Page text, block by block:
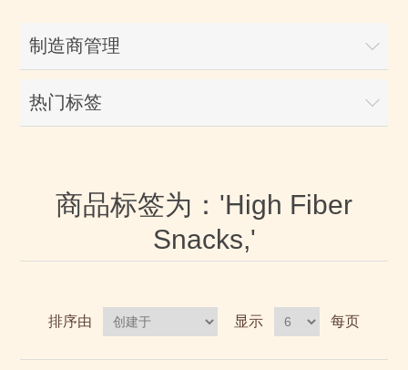
制造商管理
热门标签
商品标签为：'High Fiber
Snacks,'
排序由 显示 每页